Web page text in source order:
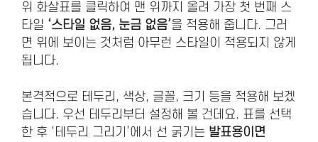
위 화살표를 클릭하여 맨 위까지 올려 가장 첫 번째 스
타일 ‘스타일 없음, 눈금 없음’을 적용해 줍니다. 그러
면 위에 보이는 것처럼 아무런 스타일이 적용되지 않게
됩니다.
본격적으로 테두리, 색상, 글꼴, 크기 등을 적용해 보겠
습니다. 우선 테두리부터 설정해 볼 건데요. 표를 선택
한 후 ‘테두리 그리기’에서 선 굵기는 발표용이면